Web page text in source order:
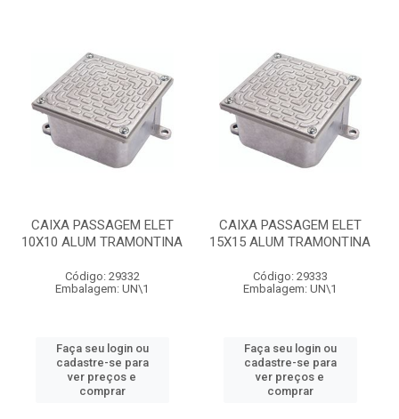
CAIXA PASSAGEM ELET
10X10 ALUM TRAMONTINA
Código: 29332
Embalagem: UN\1
Faça seu login ou
cadastre-se para
ver preços e
comprar
CAIXA PASSAGEM ELET
15X15 ALUM TRAMONTINA
Código: 29333
Embalagem: UN\1
Faça seu login ou
cadastre-se para
ver preços e
comprar